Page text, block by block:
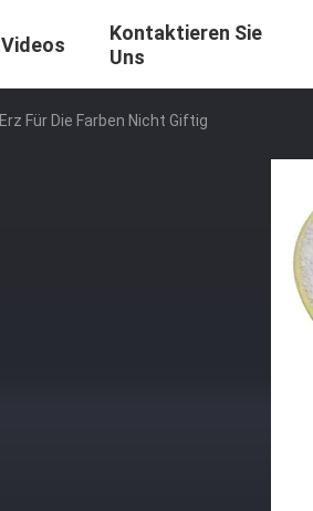
Videos
Kontaktieren Sie
Uns
Für Die Farben Nicht Giftig